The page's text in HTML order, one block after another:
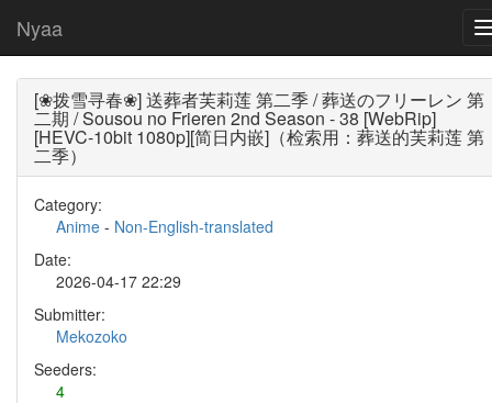
Nyaa
[❀拨雪寻春❀] 送葬者芙莉莲 第二季 / 葬送のフリーレン 第
二期 / Sousou no Frieren 2nd Season - 38 [WebRip]
[HEVC-10bit 1080p][简日内嵌]（检索用：葬送的芙莉莲 第
二季）
Category:
Anime - Non-English-translated
Date:
2026-04-17 22:29
Submitter:
Mekozoko
Seeders:
4